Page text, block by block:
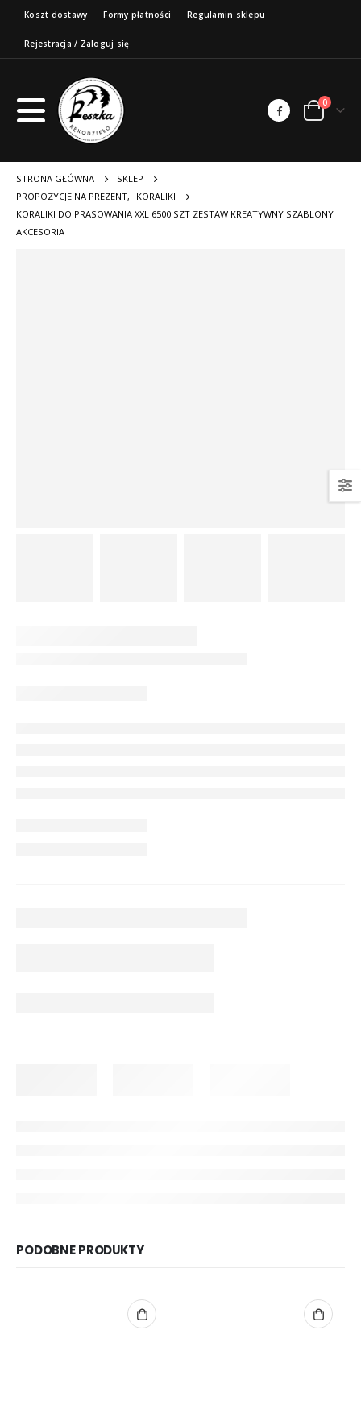
Koszt dostawy Formy płatności Regulamin sklepu
Rejestracja / Zaloguj się
0
STRONA GŁÓWNA
SKLEP
PROPOZYCJE NA PREZENT,
KORALIKI
KORALIKI DO PRASOWANIA XXL 6500 SZT ZESTAW KREATYWNY SZABLONY
AKCESORIA
PODOBNE PRODUKTY